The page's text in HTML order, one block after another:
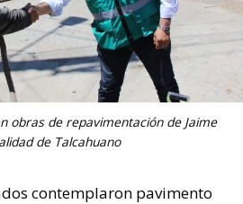
obras de repavimentación de Jaime
de Talcahuano
contemplaron pavimento